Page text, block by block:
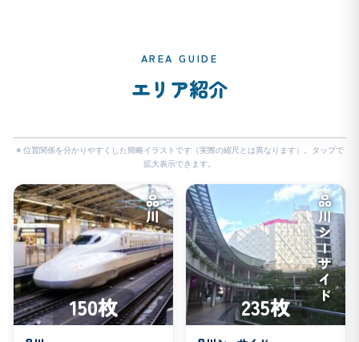
AREA GUIDE
エリア紹介
※ 位置関係を分かりやすくした簡略イラストです（実際の縮尺とは異なります）。タップで
拡大表示できます。
品川
150枚
品川シーサイド
235枚